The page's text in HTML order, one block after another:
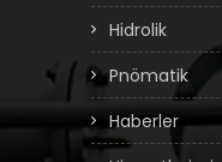
Hidrolik
Pnömatik
Haberler